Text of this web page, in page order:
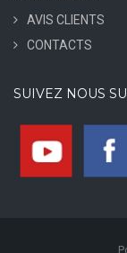
AVIS CLIENTS
CONTACTS
SUIVEZ NOUS